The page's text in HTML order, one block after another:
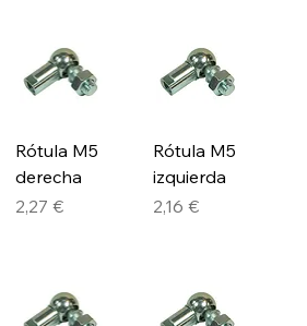
Rótula M5
derecha
Precio
2,27 €
Rótula M5
izquierda
Precio
2,16 €